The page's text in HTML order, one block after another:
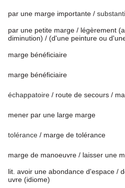
par une marge importante /
par une petite marge / légèrement
diminution) / (d'une peinture ou
marge bénéficiaire
marge bénéficiaire
échappatoire / route de secours /
mener par une large marge
tolérance / marge de tolérance
marge de manoeuvre / laisser une
lit. avoir une abondance d'espace /
uvre (idiome)